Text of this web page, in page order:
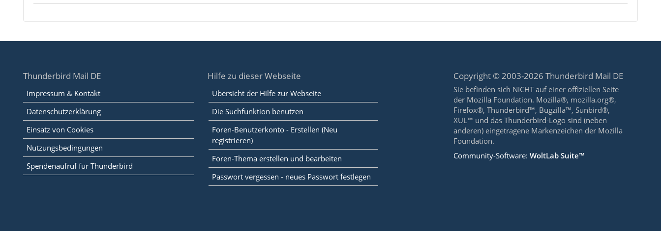
Thunderbird Mail DE
Impressum & Kontakt
Datenschutzerklärung
Einsatz von Cookies
Nutzungsbedingungen
Spendenaufruf für Thunderbird
Hilfe zu dieser Webseite
Übersicht der Hilfe zur Webseite
Die Suchfunktion benutzen
Foren-Benutzerkonto - Erstellen (Neu
registrieren)
Foren-Thema erstellen und bearbeiten
Passwort vergessen - neues Passwort festlegen
Copyright © 2003-2026 Thunderbird Mail DE
Sie befinden sich NICHT auf einer offiziellen Seite
der Mozilla Foundation. Mozilla®, mozilla.org®,
Firefox®, Thunderbird™, Bugzilla™, Sunbird®,
XUL™ und das Thunderbird-Logo sind (neben
anderen) eingetragene Markenzeichen der Mozilla
Foundation.
Community-Software:WoltLab Suite™